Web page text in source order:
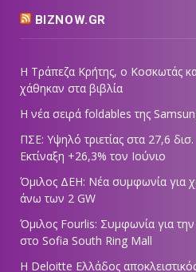
BIZNOW.GR
Η Τράπεζα Κρήτης, ο Κοσκωτάς
χάθηκαν στα βιβλία
Η νέα σειρά foldables της
ΠΣΕ: Υψηλό τριετίας στα 27,6
Εκτίναξη +26,3% τον Ιούνιο
Όμιλος ΔΕΗ: Νέα συμφωνία για
άνω των 2 GW
Όμιλος Fourlis: Συμφωνία για
στο Sofia South Ring Mall
Η Deloitte Ελλάδος